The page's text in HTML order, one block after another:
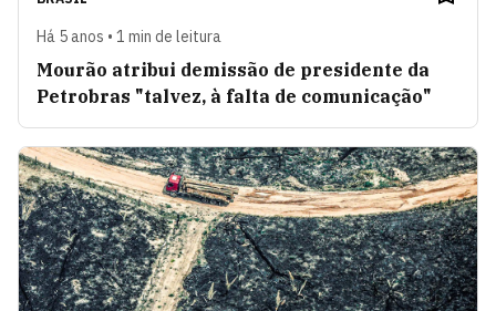
Há 5 anos • 1 min de leitura
Mourão atribui demissão de presidente da
Petrobras "talvez, à falta de comunicação"